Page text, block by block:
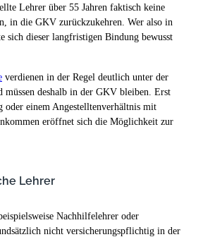
Lehrer über 55 Jahren faktisch keine
in die GKV zurückzukehren. Wer also in
sich dieser langfristigen Bindung bewusst
verdienen in der Regel deutlich unter der
müssen deshalb in der GKV bleiben. Erst
oder einem Angestelltenverhältnis mit
eröffnet sich die Möglichkeit zur
Lehrer
Nachhilfelehrer oder
nicht versicherungspflichtig in der